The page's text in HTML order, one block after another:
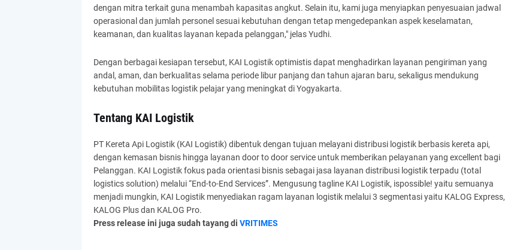
dengan mitra terkait guna menambah kapasitas angkut. Selain itu, kami juga menyiapkan penyesuaian jadwal
operasional dan jumlah personel sesuai kebutuhan dengan tetap mengedepankan aspek keselamatan,
keamanan, dan kualitas layanan kepada pelanggan," jelas Yudhi.
Dengan berbagai kesiapan tersebut, KAI Logistik optimistis dapat menghadirkan layanan pengiriman yang
andal, aman, dan berkualitas selama periode libur panjang dan tahun ajaran baru, sekaligus mendukung
kebutuhan mobilitas logistik pelajar yang meningkat di Yogyakarta.
Tentang KAI Logistik
PT Kereta Api Logistik (KAI Logistik) dibentuk dengan tujuan melayani distribusi logistik berbasis kereta api,
dengan kemasan bisnis hingga layanan door to door service untuk memberikan pelayanan yang excellent bagi
Pelanggan. KAI Logistik fokus pada orientasi bisnis sebagai jasa layanan distribusi logistik terpadu (total
logistics solution) melalui “End-to-End Services”. Mengusung tagline KAI Logistik, ispossible! yaitu semuanya
menjadi mungkin, KAI Logistik menyediakan ragam layanan logistik melalui 3 segmentasi yaitu KALOG Express,
KALOG Plus dan KALOG Pro.
Press release ini juga sudah tayang di VRITIMES